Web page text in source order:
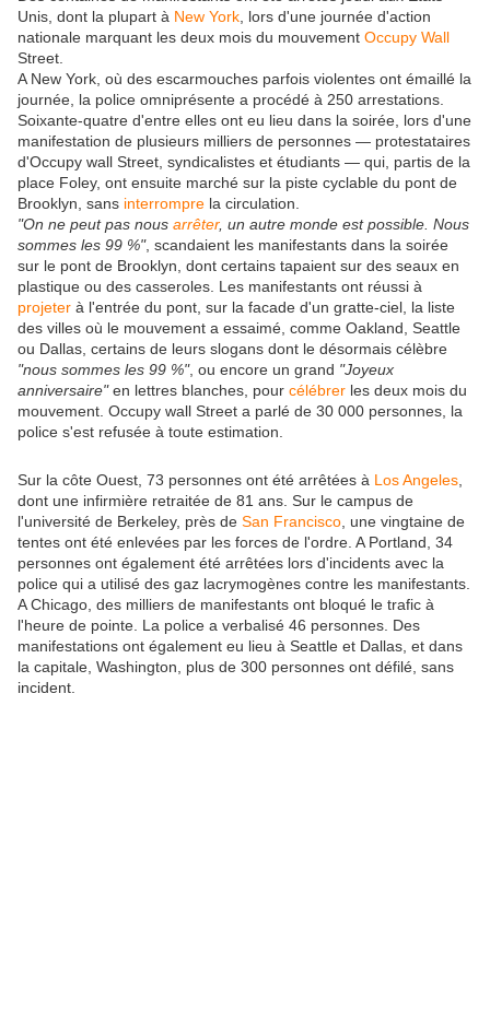
Unis, dont la plupart à New York , lors d'une journée d'action
nationale marquant les deux mois du mouvement Occupy Wall
Street.
A New York, où des escarmouches parfois violentes ont émaillé la
journée, la police omniprésente a procédé à 250 arrestations.
Soixante-quatre d'entre elles ont eu lieu dans la soirée, lors d'une
manifestation de plusieurs milliers de personnes — protestataires
d'Occupy wall Street, syndicalistes et étudiants — qui, partis de la
place Foley, ont ensuite marché sur la piste cyclable du pont de
Brooklyn, sans interrompre la circulation.
"On ne peut pas nous arrêter, un autre monde est possible. Nous
sommes les 99 %", scandaient les manifestants dans la soirée
sur le pont de Brooklyn, dont certains tapaient sur des seaux en
plastique ou des casseroles. Les manifestants ont réussi à
projeter à l'entrée du pont, sur la facade d'un gratte-ciel, la liste
des villes où le mouvement a essaimé, comme Oakland, Seattle
ou Dallas, certains de leurs slogans dont le désormais célèbre
"nous sommes les 99 %", ou encore un grand "Joyeux
anniversaire"en lettres blanches, pour célébrer les deux mois du
mouvement. Occupy wall Street a parlé de 30 000 personnes, la
police s'est refusée à toute estimation.
Sur la côte Ouest, 73 personnes ont été arrêtées à Los Angeles
dont une infirmière retraitée de 81 ans. Sur le campus de
l'université de Berkeley, près de San Francisco , une vingtaine de
tentes ont été enlevées par les forces de l'ordre. A Portland, 34
personnes ont également été arrêtées lors d'incidents avec la
police qui a utilisé des gaz lacrymogènes contre les manifestants.
A Chicago, des milliers de manifestants ont bloqué le trafic à
l'heure de pointe. La police a verbalisé 46 personnes. Des
manifestations ont également eu lieu à Seattle et Dallas, et dans
la capitale, Washington, plus de 300 personnes ont défilé, sans
incident.